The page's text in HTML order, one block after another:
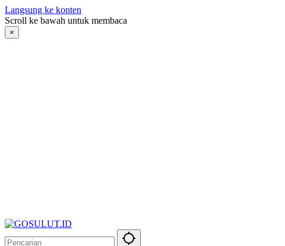
Langsung ke konten
Scroll ke bawah untuk membaca
×